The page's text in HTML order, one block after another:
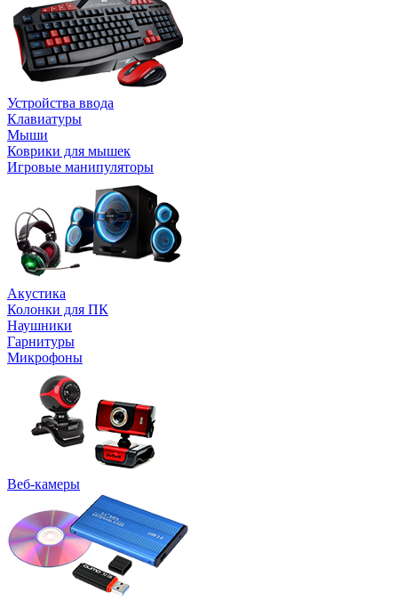
Устройства ввода
Клавиатуры
Мыши
Коврики для мышек
Игровые манипуляторы
Акустика
Колонки для ПК
Наушники
Гарнитуры
Микрофоны
Веб-камеры